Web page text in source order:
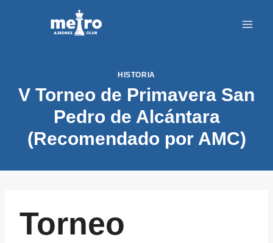
HISTORIA
V Torneo de Primavera San
Pedro de Alcántara
(Recomendado por AMC)
Torneo